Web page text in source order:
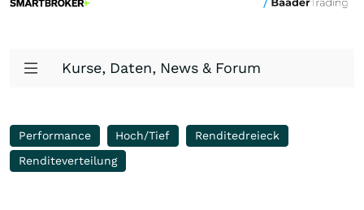
Kurse, Daten, News & Forum
Performance Hoch/Tief
Renditedreieck
Renditeverteilung